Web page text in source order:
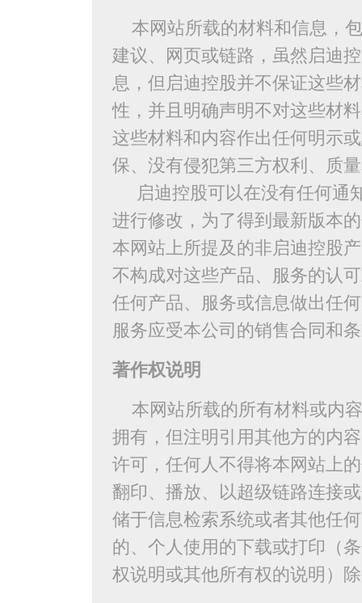
本网站所载的材料和信息，
建议、网页或链路，虽然启迪
息，但启迪控股并不保证这些
性，并且明确声明不对这些材
这些材料和内容作出任何明示
保、没有侵犯第三方权利、质
启迪控股可以在没有任何通
进行修改，为了得到最新版本
本网站上所提及的非启迪控股
不构成对这些产品、服务的认
任何产品、服务或信息做出任
服务应受本公司的销售合同和
著作权说明
本网站所载的所有材料或内
拥有，但注明引用其他方的内
许可，任何人不得将本网站上
翻印、播放、以超级链路连接
储于信息检索系统或者其他任
的、个人使用的下载或打印（
权说明或其他所有权的说明）